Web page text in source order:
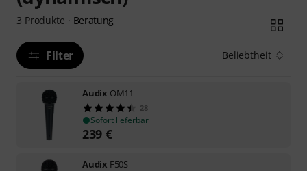
3 Produkte · Beratung
Filter Beliebtheit
Audix OM11
28
Sofort lieferbar
239 €
Audix F50S